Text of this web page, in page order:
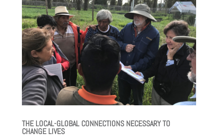
THE LOCAL-GLOBAL CONNECTIONS NECESSARY TO
CHANGE LIVES